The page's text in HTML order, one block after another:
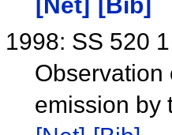
[Net]
[Bib]
1998: SS 520
Observation
emission by